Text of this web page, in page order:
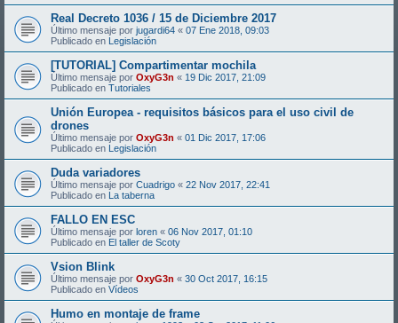
Real Decreto 1036 / 15 de Diciembre 2017
Último mensaje por jugardi64 « 07 Ene 2018, 09:03
Publicado en Legislación
[TUTORIAL] Compartimentar mochila
Último mensaje por OxyG3n « 19 Dic 2017, 21:09
Publicado en Tutoriales
Unión Europea - requisitos básicos para el uso civil de
drones
Último mensaje por OxyG3n « 01 Dic 2017, 17:06
Publicado en Legislación
Duda variadores
Último mensaje por Cuadrigo « 22 Nov 2017, 22:41
Publicado en La taberna
FALLO EN ESC
Último mensaje por loren « 06 Nov 2017, 01:10
Publicado en El taller de Scoty
Vsion Blink
Último mensaje por OxyG3n « 30 Oct 2017, 16:15
Publicado en Vídeos
Humo en montaje de frame